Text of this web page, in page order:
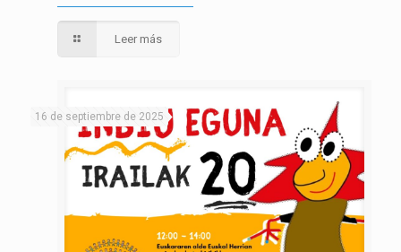
Leer más
16 de septiembre de 2025